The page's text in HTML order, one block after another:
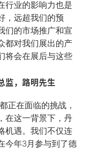
行业的影响力也是
，远超我们的预
们的市场推广和宣
都对我们展出的产
将会在展后与这些
监，路明先生
正在面临的挑战，
在这一背景下，丹
机遇。我们不仅连
今年3月参与到了德